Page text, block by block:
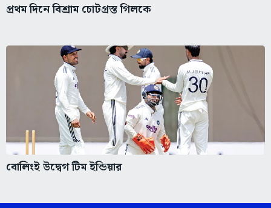
প্রথম দিনে বিশ্রাম চোটগ্রস্ত গিলকে
বোলিংই উদ্বেগ টিম ইন্ডিয়ার